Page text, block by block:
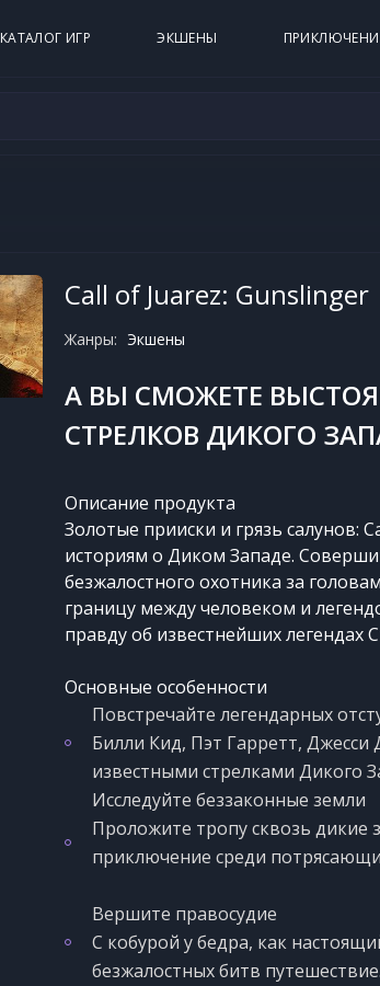
КАТАЛОГ ИГР ЭКШЕНЫ
Call of Juarez: Gunslinger
Жанры: Экшены
А ВЫ СМОЖЕТЕ
СТРЕЛКОВ ДИКОГО
Описание продукта
Золотые прииски и грязь салунов:
историям о Диком Западе.
безжалостного охотника за
границу между человеком и
правду об известнейших легендах
Основные особенности
Повстречайте легендарных
Билли Кид, Пэт Гарретт,
известными стрелками Дикого
Исследуйте беззаконные земли
Проложите тропу сквозь дикие
приключение среди
Вершите правосудие
С кобурой у бедра, как
безжалостных битв путешествие.